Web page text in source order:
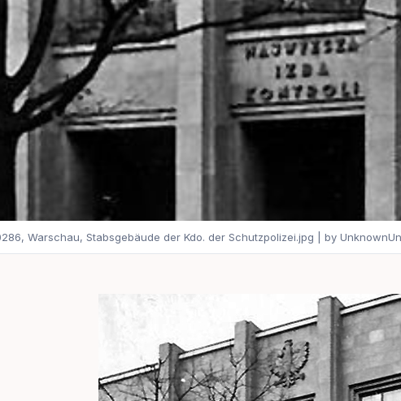
Warschau, Stabsgebäude der Kdo. der Schutzpolizei.jpg | by